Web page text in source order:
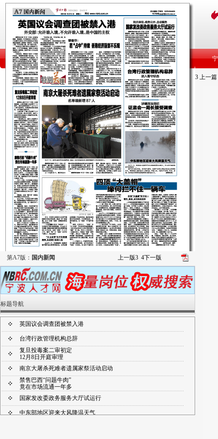
第A7版： 国内新闻 上一版3 4下一版
标题导航
英国议会调查团被禁入港
台湾行政管理机构总辞
复旦投毒案二审初定
12月8日开庭审理
南京大屠杀死难者遗属家祭活动启动
禁售巴西“问题牛肉”
竟在市场流通一年多
国家发改委政务服务大厅试运行
中东部地区迎来大风降温天气
3 上一篇